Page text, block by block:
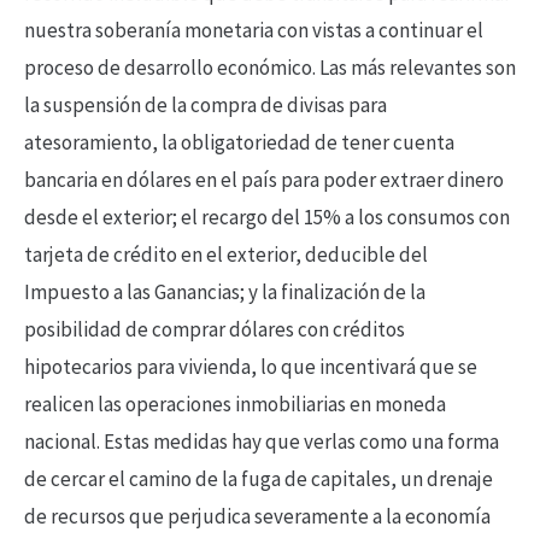
nuestra soberanía monetaria con vistas a continuar el
proceso de desarrollo económico. Las más relevantes son
la suspensión de la compra de divisas para
atesoramiento, la obligatoriedad de tener cuenta
bancaria en dólares en el país para poder extraer dinero
desde el exterior; el recargo del 15% a los consumos con
tarjeta de crédito en el exterior, deducible del
Impuesto a las Ganancias; y la finalización de la
posibilidad de comprar dólares con créditos
hipotecarios para vivienda, lo que incentivará que se
realicen las operaciones inmobiliarias en moneda
nacional. Estas medidas hay que verlas como una forma
de cercar el camino de la fuga de capitales, un drenaje
de recursos que perjudica severamente a la economía